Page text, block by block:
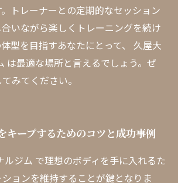
トレーナーとの定期的なセッション
いながら楽しくトレーニングを続け
型を目指すあなたにとって、 久屋大
は最適な場所と言えるでしょう。ぜ
みてください。
キープするためのコツと成功事例
ルジム で理想のボディを手に入れるた
ョンを維持することが鍵となりま